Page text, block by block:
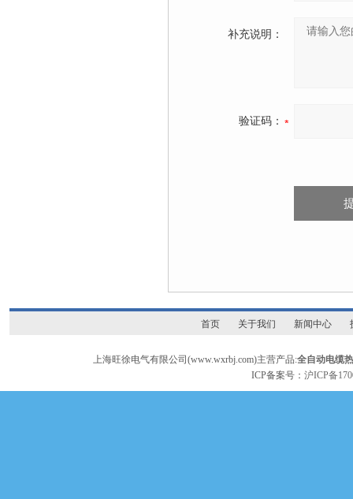
补充说明：
验证码：
首页 关于我们 新闻中心
上海旺徐电气有限公司(www.wxrbj.com)主营产品:全自动电缆
ICP备案号：沪ICP备